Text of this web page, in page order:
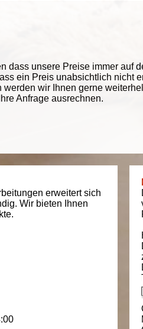
dass unsere Preise immer auf
ein Preis unabsichtlich nicht
wir Ihnen gerne
Anfrage ausrechnen.
erweitert sich
Wir bieten Ihnen